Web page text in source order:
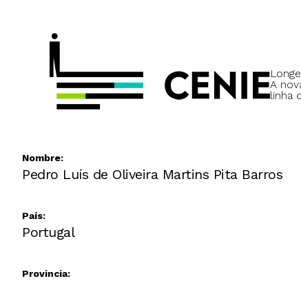
A
linha
Nombre:
Pedro Luís de Oliveira Martins Pita Barros
País:
Portugal
Provincia: